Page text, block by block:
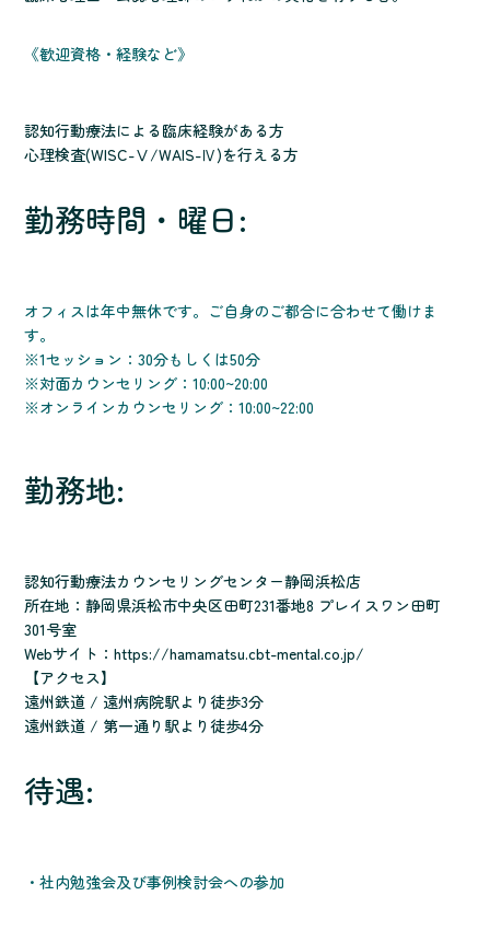
《歓迎資格・経験など》
認知行動療法による臨床経験がある方
心理検査(WISC-Ⅴ/WAIS-Ⅳ)を行える方
勤務時間・曜日:
オフィスは年中無休です。ご自身のご都合に合わせて働けま
す。
※1セッション：30分もしくは50分
※対面カウンセリング：10:00~20:00
※オンラインカウンセリング：10:00~22:00
勤務地:
認知行動療法カウンセリングセンター静岡浜松店
所在地：静岡県浜松市中央区田町231番地8 プレイスワン田町
301号室
Webサイト：https://hamamatsu.cbt-mental.co.jp/
【アクセス】
遠州鉄道 / 遠州病院駅より徒歩3分
遠州鉄道 / 第一通り駅より徒歩4分
待遇:
・社内勉強会及び事例検討会への参加